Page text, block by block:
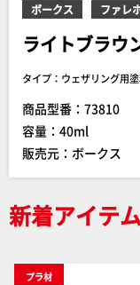
ボークス ファレ
ライトブラウ
タイプ：ウェザリング用
商品型番：73810
容量：40ml
販売元：ボークス
新着アイテ
プラ材